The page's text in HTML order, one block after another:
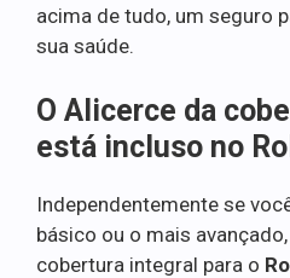
acima de tudo, um seguro
sua saúde.
O Alicerce da
está incluso no
Independentemente se
básico ou o mais
cobertura integral para o